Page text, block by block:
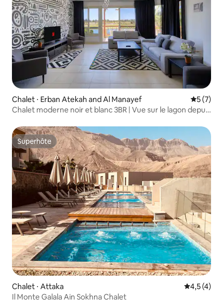
Chalet ⋅ Erban Atekah and Al Manayef
5 (7)
Chalet moderne noir et blanc 3BR | Vue sur le lagon depuis
Superhôte
Superhôte
Chalet ⋅ Attaka Évaluation
4,5 (4)
Il Monte Galala Ain Sokhna Chalet